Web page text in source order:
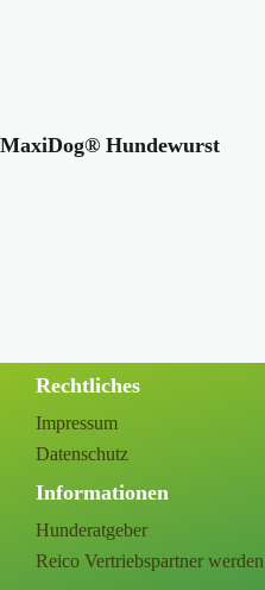
MaxiDog® Hundewurst
Rechtliches
Impressum
Datenschutz
Informationen
Hunderatgeber
Reico Vertriebspartner werden